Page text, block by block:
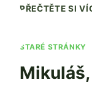
PŘEČTĚTE SI
STARÉ STRÁNKY